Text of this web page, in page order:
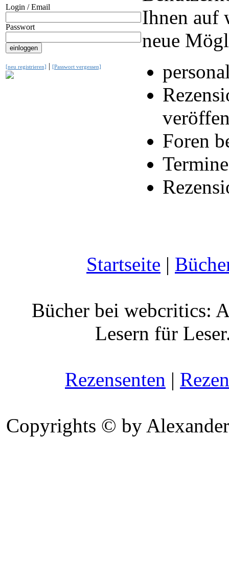
Login / Email
Passwort
[neu registrieren] | [Passwort vergessen]
Ihnen auf
neue
Foren
Startseite |
Bücher bei webcritics:
Lesern für
Rezensenten |
Copyrights © by